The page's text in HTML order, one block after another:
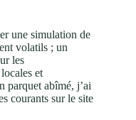
une simulation de
volatils ; un
les
et
parquet abîmé, j’ai
courants sur le site